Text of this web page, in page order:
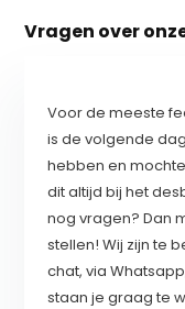
Vragen over
Voor de meeste
is de volgende
hebben en
dit altijd bij het
nog vragen? Dan
stellen! Wij zijn te
chat, via
staan je graag te